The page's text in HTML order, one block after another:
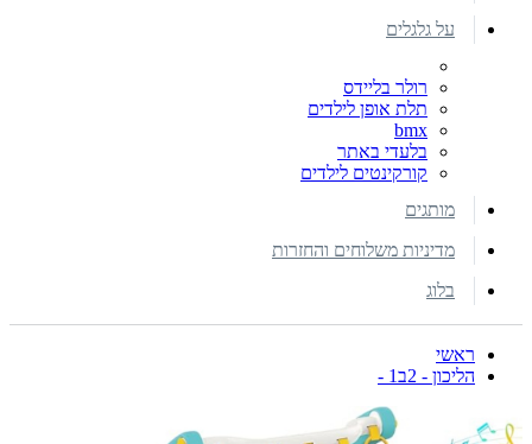
על גלגלים
רולר בליידס
תלת אופן לילדים
bmx
בלעדי באתר
קורקינטים לילדים
מותגים
מדיניות משלוחים והחזרות
בלוג
ראשי
הליכון - 2ב1 -